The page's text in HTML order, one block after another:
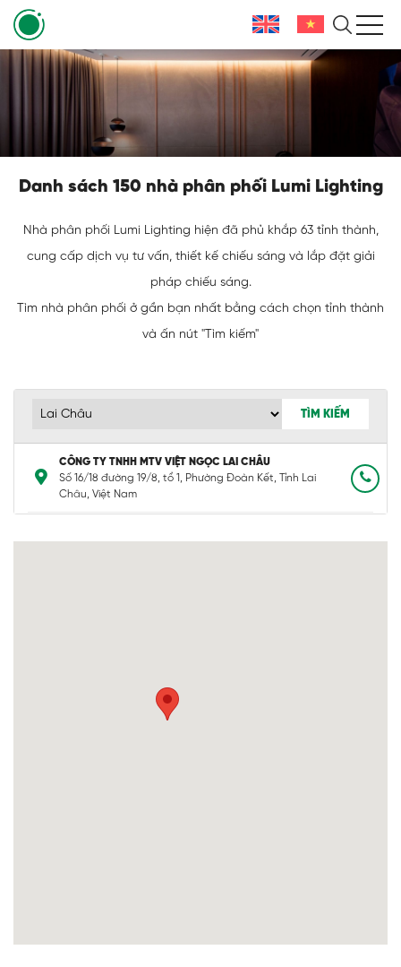
Danh sách 150 nhà phân phối Lumi Lighting
Nhà phân phối Lumi Lighting hiện đã phủ khắp 63 tỉnh thành,
cung cấp dịch vụ tư vấn, thiết kế chiếu sáng và lắp đặt giải
pháp chiếu sáng.
Tìm nhà phân phối ở gần bạn nhất bằng cách chọn tỉnh thành
và ấn nút "Tìm kiếm"
TÌM KIẾM
CÔNG TY TNHH MTV VIỆT NGỌC LAI CHÂU
Số 16/18 đường 19/8, tổ 1, Phường Đoàn Kết, Tỉnh Lai
Châu, Việt Nam